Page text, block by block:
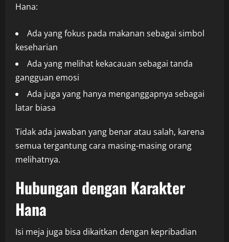
Hana:
Ada yang fokus pada makanan sebagai simbol
keseharian
Ada yang melihat kekacauan sebagai tanda
gangguan emosi
Ada juga yang hanya menganggapnya sebagai
latar biasa
Tidak ada jawaban yang benar atau salah, karena
semua tergantung cara masing-masing orang
melihatnya.
Hubungan dengan Karakter
Hana
Isi meja juga bisa dikaitkan dengan kepribadian